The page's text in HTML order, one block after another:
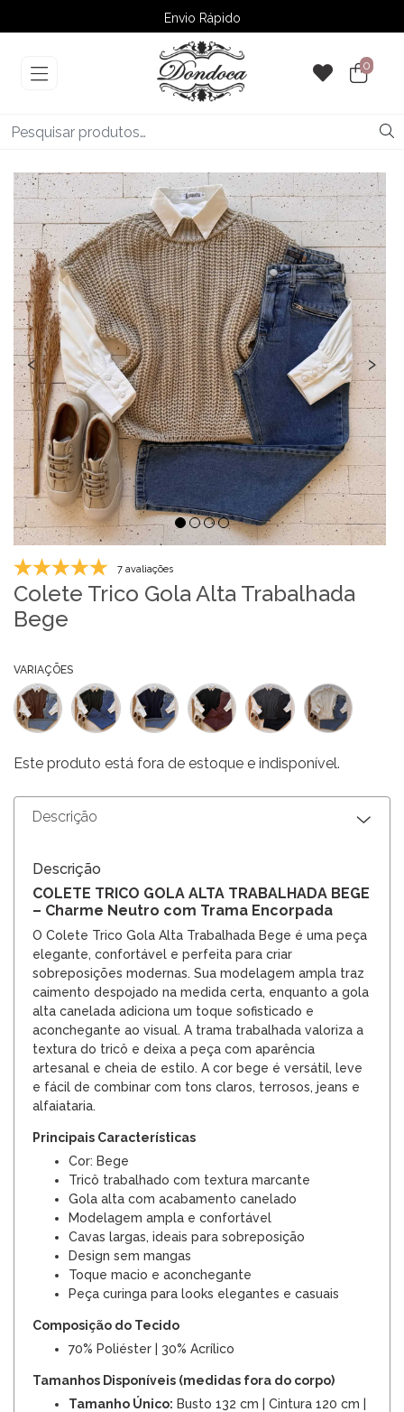
Envio Rápido
➚ Ofertas– Até 60% OFF
0
‹ ›
7 avaliações
Colete Trico Gola Alta Trabalhada
Bege
VARIAÇÕES
Este produto está fora de estoque e indisponível.
Descrição
Descrição
COLETE TRICO GOLA ALTA TRABALHADA BEGE
– Charme Neutro com Trama Encorpada
O Colete Trico Gola Alta Trabalhada Bege é uma peça
elegante, confortável e perfeita para criar
sobreposições modernas. Sua modelagem ampla traz
caimento despojado na medida certa, enquanto a gola
alta canelada adiciona um toque sofisticado e
aconchegante ao visual. A trama trabalhada valoriza a
textura do tricô e deixa a peça com aparência
artesanal e cheia de estilo. A cor bege é versátil, leve
e fácil de combinar com tons claros, terrosos, jeans e
alfaiataria.
Principais Características
Cor: Bege
Tricô trabalhado com textura marcante
Gola alta com acabamento canelado
Modelagem ampla e confortável
Cavas largas, ideais para sobreposição
Design sem mangas
Toque macio e aconchegante
Peça curinga para looks elegantes e casuais
Composição do Tecido
70% Poliéster | 30% Acrílico
Tamanhos Disponíveis (medidas fora do corpo)
Tamanho Único: Busto 132 cm | Cintura 120 cm |